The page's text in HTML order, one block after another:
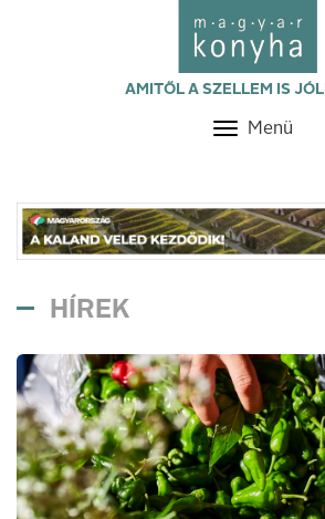
AMITŐL A SZELLEM IS
Toggle
Menü
HÍREK